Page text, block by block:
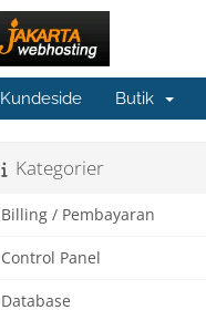
Kundeside Butik
Kategorier
Billing / Pembayaran
Control Panel
Database